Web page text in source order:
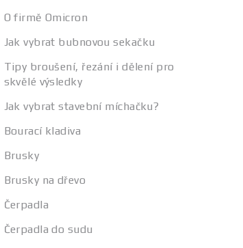
O firmě Omicron
Jak vybrat bubnovou sekačku
Tipy broušení, řezání i dělení pro
skvělé výsledky
Jak vybrat stavební míchačku?
Bourací kladiva
Brusky
Brusky na dřevo
Čerpadla
Čerpadla do sudu